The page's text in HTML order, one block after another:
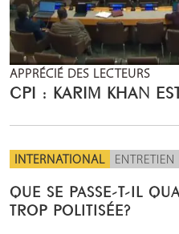
APPRÉCIÉ DES LECTEURS
CPI : KARIM KHAN
INTERNATIONAL ENTRETIEN
QUE SE PASSE-T-IL
TROP POLITISÉE?